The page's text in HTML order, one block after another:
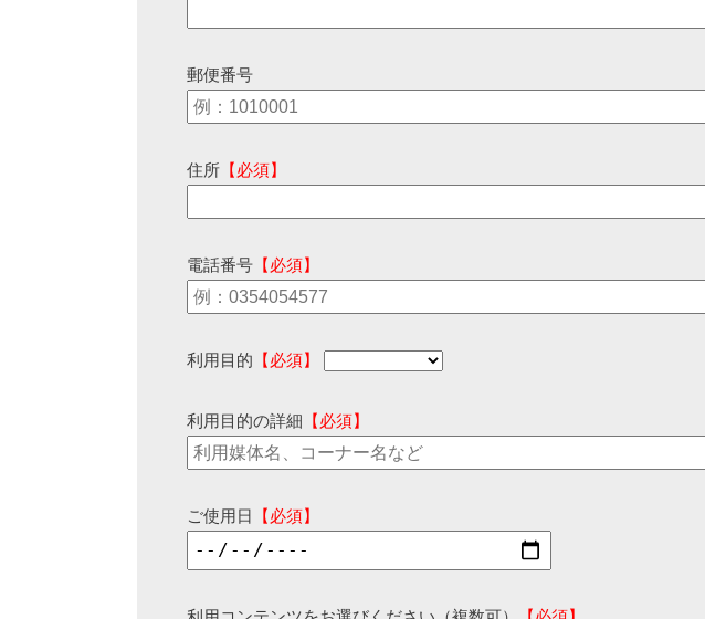
郵便番号
住所 【必須】
電話番号 【必須】
利用目的 【必須】
利用目的の詳細 【必須】
ご使用日 【必須】